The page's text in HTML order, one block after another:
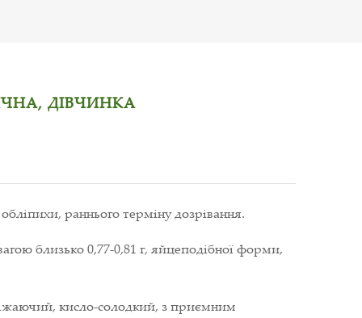
ДІВЧИНКА
раннього терміну дозрівання.
близько 0,77-0,81 г, яйцеподібної форми,
кисло-солодкий, з приємним